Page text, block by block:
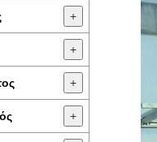
+
+
+
+